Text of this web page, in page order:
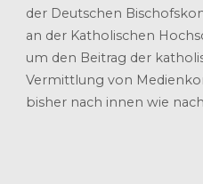
der Deutschen
an der Katholischen
um den Beitrag der
Vermittlung von
bisher nach innen wie